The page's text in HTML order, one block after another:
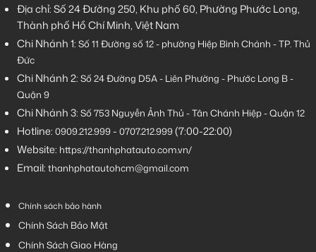
Địa chỉ: Số 24 Đường 250, Khu phố 60, Phường Phước Long,
Thành phố Hồ Chí Minh, Việt Nam
Chi Nhánh 1: Số 11 Đường số 12 - phường Hiệp Bình Chánh - TP. Thủ
Đức
Chi Nhánh 2: Số 24 Đường D5A - Liên Phường - Phước Long B -
Quận 9
Chi Nhánh 3: Số 753Nguyễn Ảnh Thủ - Tân Chánh Hiệp - Quận 12
Hotline: 0909.212.999- 0707.212.999(7:00-22:00)
Website: https://thanhphatauto.com.vn/
Email: thanhphatautohcm@gmail.com
Chính sách bảo hành
Chính Sách Bảo Mật
Chính Sách Giao Hàng